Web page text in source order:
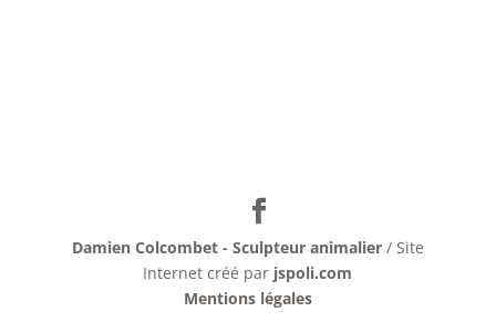
Damien Colcombet - Sculpteur animalier / Site
Internet créé par jspoli.com
Mentions légales